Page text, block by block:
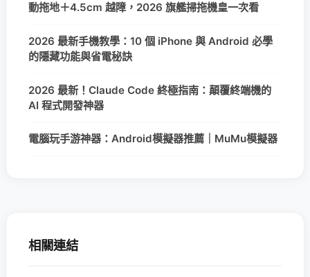
動拖地＋4.5cm 越障，2026 旗艦掃拖機皇一次看
2026 最新手機教學：10 個 iPhone 與 Android 必學
的隱藏功能與省電秘訣
2026 最新！Claude Code 終極指南：顛覆終端機的
AI 程式開發神器
電腦玩手游神器：Android模擬器推薦｜MuMu模擬器
相關連結